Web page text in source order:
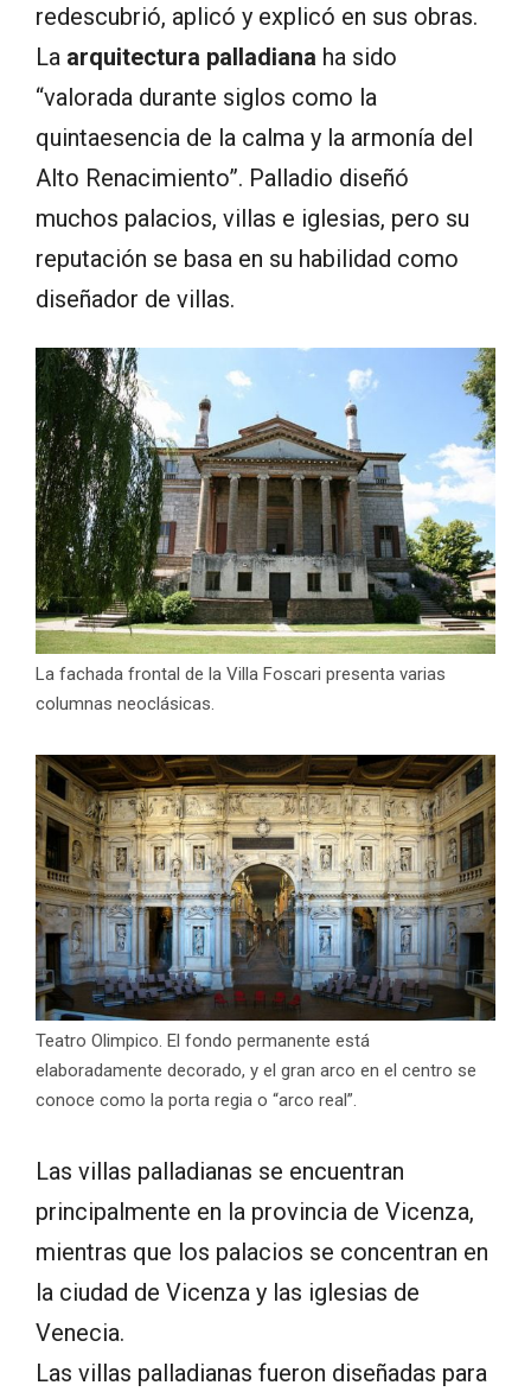
redescubrió, aplicó y explicó en sus obras.
La arquitectura palladiana ha sido
“valorada durante siglos como la
quintaesencia de la calma y la armonía del
Alto Renacimiento”. Palladio diseñó
muchos palacios, villas e iglesias, pero su
reputación se basa en su habilidad como
diseñador de villas.
La fachada frontal de la Villa Foscari presenta varias
columnas neoclásicas.
Teatro Olimpico. El fondo permanente está
elaboradamente decorado, y el gran arco en el centro se
conoce como la porta regia o “arco real”.
Las villas palladianas se encuentran
principalmente en la provincia de Vicenza,
mientras que los palacios se concentran en
la ciudad de Vicenza y las iglesias de
Venecia.
Las villas palladianas fueron diseñadas para